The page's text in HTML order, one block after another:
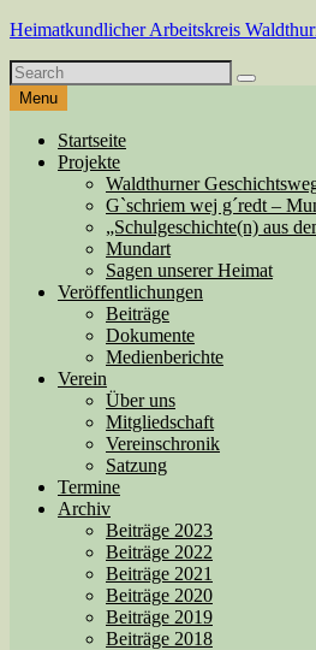
Skip
content
Heimatkundlicher Arbeitskreis
Search
for
Search
Menu
Startseite
Projekte
Waldthurner
G`schriem wej g´redt –
„Schulgeschichte(n) aus
Mundart
Sagen unserer Heimat
Veröffentlichungen
Beiträge
Dokumente
Medienberichte
Verein
Über uns
Mitgliedschaft
Vereinschronik
Satzung
Termine
Archiv
Beiträge 2023
Beiträge 2022
Beiträge 2021
Beiträge 2020
Beiträge 2019
Beiträge 2018